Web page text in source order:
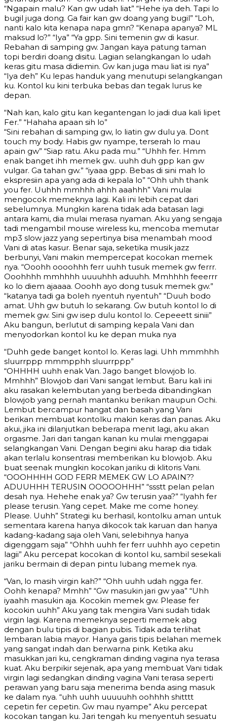
“Ngapain malu? Kan gw udah liat” “Hehe iya deh. Tapi lo
bugil juga dong. Ga fair kan gw doang yang bugil” “Loh,
nanti kalo kita kenapa napa gmn? “Kenapa apanya? ML
maksud lo?” “Iya” “Ya gpp. Sini temenin gw di kasur.
Rebahan di samping gw. Jangan kaya patung taman
topi berdiri doang disitu. Lagian selangkangan lo udah
keras gitu masa didiemin. Gw kan juga mau liat isi nya”
“Iya deh” Ku lepas handuk yang menutupi selangkangan
ku. Kontol ku kini terbuka bebas dan tegak lurus ke
depan.
“Nah kan, kalo gitu kan kegantengan lo jadi dua kali lipet
Fer.” “Hahaha apaan sih lo”
“Sini rebahan di samping gw, lo liatin gw dulu ya. Dont
touch my body. Habis gw nyampe, terserah lo mau
apain gw” “Siap ratu. Aku pada mu.” “Uhhh fer. Hmm
enak banget ihh memek gw.. uuhh duh gpp kan gw
vulgar. Ga tahan gw.” “iyaaa gpp. Bebas di sini mah lo
ekspresiin apa yang ada di kepala lo” “Ohh uhh thank
you fer. Uuhhh mmhhh ahhh aaahhh” Vani mulai
mengocok memeknya lagi. Kali ini lebih cepat dari
sebelumnya. Mungkin karena tidak ada batasan lagi
antara kami, dia mulai merasa nyaman. Aku yang sengaja
tadi mengambil mouse wireless ku, mencoba memutar
mp3 slow jazz yang sepertinya bisa menambah mood
Vani di atas kasur. Benar saja, seketika musik jazz
berbunyi, Vani makin mempercepat kocokan memek
nya. “Ooohh oooohhh ferr uuhh tusuk memek gw ferrr.
Ooohhhh mmhhhh uuuuhhh aduuhh. Mmhhhh feeerrr
ko lo diem ajaaaa. Ooohh ayo dong tusuk memek gw.”
“katanya tadi ga boleh nyentuh nyentuh” “Duuh bodo
amat. Uhh gw butuh lo sekarang. Gw butuh kontol lo di
memek gw. Sini gw isep dulu kontol lo. Cepeeett siniii”
Aku bangun, berlutut di samping kepala Vani dan
menyodorkan kontol ku ke depan muka nya
“Duhh gede banget kontol lo. Keras lagi. Uhh mmmhhh
sluurrppp mmmpphh sluurrppp”
“OHHHH uuhh enak Van. Jago banget blowjob lo.
Mmhhh” Blowjob dari Vani sangat lembut. Baru kali ini
aku rasakan kelembutan yang berbeda dibandingkan
blowjob yang pernah mantanku berikan maupun Ochi.
Lembut bercampur hangat dan basah yang Vani
berikan membuat kontolku makin keras dan panas. Aku
akui, jika ini dilanjutkan beberapa menit lagi, aku akan
orgasme. Jari dari tangan kanan ku mulai menggapai
selangkangan Vani. Dengan begini aku harap dia tidak
akan terlalu konsentrasi memberikan ku blowjob. Aku
buat seenak mungkin kocokan jariku di klitoris Vani.
“OOOHHHH GOD FERR MEMEK GW LO APAIN??
ADUUHHH TERUSIN OOOOOHHH” “ssstt pelan pelan
desah nya. Hehehe enak ya? Gw terusin yaa?” “Iyahh fer
please terusin. Yang cepet. Make me come honey.
Please. Uuhh” Strategi ku berhasil, kontolku aman untuk
sementara karena hanya dikocok tak karuan dan hanya
kadang-kadang saja oleh Vani, selebihnya hanya
digenggam saja” “Ohhh uuhh fer ferr uuhhh ayo cepetin
lagii” Aku percepat kocokan di kontol ku, sambil sesekali
jariku bermain di depan pintu lubang memek nya.
“Van, lo masih virgin kah?” “Ohh uuhh udah ngga fer.
Oohh kenapa? Mmhh” “Gw masukin jari gw yaa” “Uhh
iyaahh masukin aja. Kocokin memek gw. Please fer
kocokin uuhh” Aku yang tak mengira Vani sudah tidak
virgin lagi. Karena memeknya seperti memek abg
dengan bulu tipis di bagian pubis. Tidak ada terlihat
lembaran labia mayor. Hanya garis tipis belahan memek
yang sangat indah dan berwarna pink. Ketika aku
masukkan jari ku, cengkraman dinding vagina nya terasa
kuat. Aku berpikir sejenak, apa yang membuat Vani tidak
virgin lagi sedangkan dinding vagina Vani terasa seperti
perawan yang baru saja menerima benda asing masuk
ke dalam nya. “uhh uuhh uuuuuhh oohhhh shitttt
cepetin fer cepetin. Gw mau nyampe” Aku percepat
kocokan tangan ku. Jari tengah ku menyentuh sesuatu